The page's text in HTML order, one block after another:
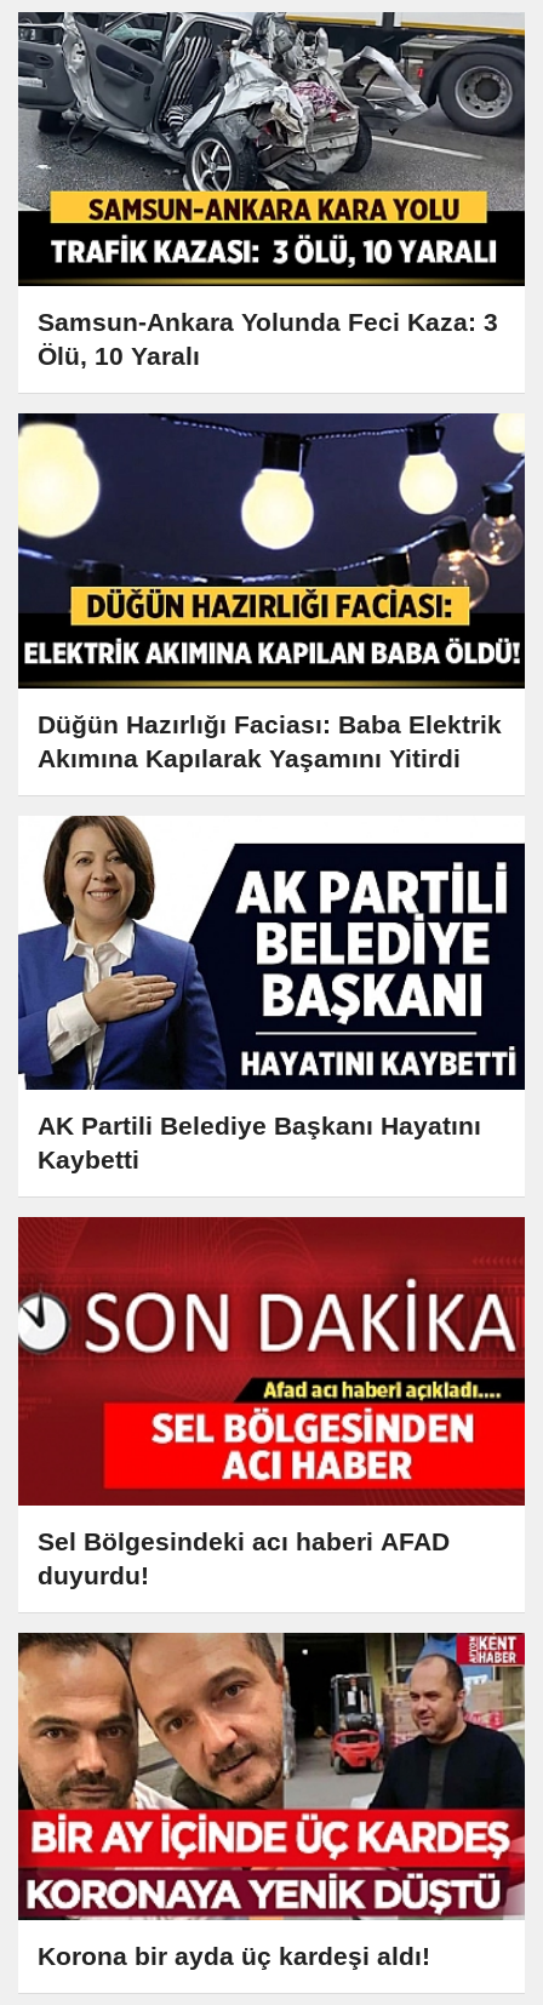
Samsun-Ankara Yolunda Feci Kaza: 3
Ölü, 10 Yaralı
Düğün Hazırlığı Faciası: Baba Elektrik
Akımına Kapılarak Yaşamını Yitirdi
AK Partili Belediye Başkanı Hayatını
Kaybetti
Sel Bölgesindeki acı haberi AFAD
duyurdu!
Korona bir ayda üç kardeşi aldı!